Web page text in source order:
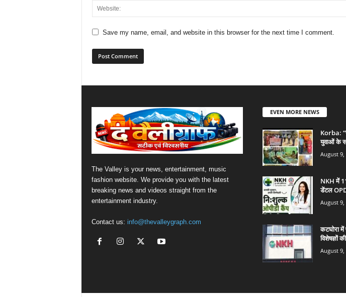
Save my name, email, and website in this browser for the next time I comment.
The Valley is your news, entertainment, music
fashion website. We provide you with the latest
breaking news and videos straight from the
entertainment industry.
Contact us: info@thevalleygraph.com
EVEN MORE NEWS
Korba:
युवाओं के
August 9,
NKH में
डेंटल
August 9,
कटघोरा में
विशेषज्ञों
August 9,